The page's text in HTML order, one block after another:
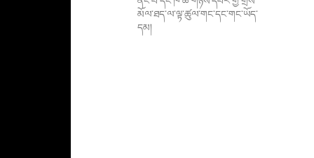
མོལ་ཐད་ལ་ལྟ་ཚུལ་གང་དང་གང་ཡོད་
དམ།